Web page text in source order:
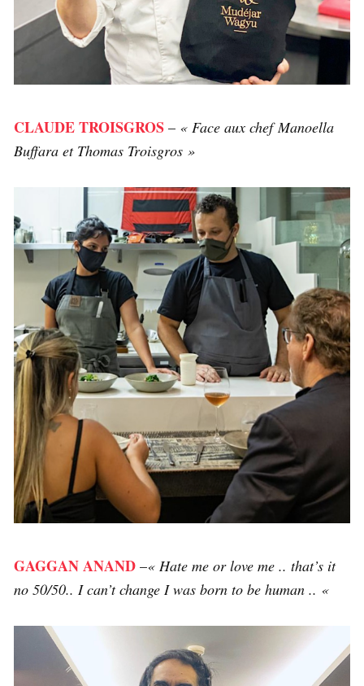
CLAUDE TROISGROS – « Face aux chef Manoella
Buffara et Thomas Troisgros »
GAGGAN ANAND –« Hate me or love me .. that’s it
no 50/50.. I can’t change I was born to be human .. «